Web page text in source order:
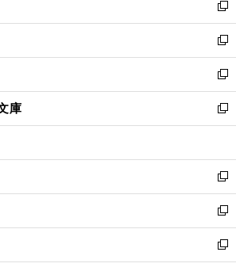
く
で
開
く
ド
ウ
で
開
く
ィ
ン
ド
ウ
で
開
く
い
ウ
ィ
ン
ド
ウ
で
開
新
し
い
ウ
ィ
ン
ド
ウ
開
く
新
し
い
ウ
ィ
ン
ウ
で
開
く
新
し
い
ウ
ン
ド
ウ
で
開
く
庫
新
し
ウ
ィ
ン
ド
ウ
で
開
新
し
い
ウ
ィ
ン
新
し
い
ウ
新
し